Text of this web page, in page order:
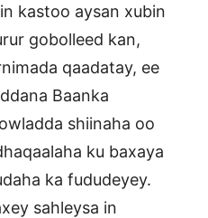
kastoo aysan xubin
gobolleed kan,
qaadatay, ee
Baanka
shiinaha oo
ku baxaya
ka fududeyey.
sahleysa in